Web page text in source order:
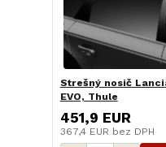
Strešný nosič
EVO, Thule
451,9 EUR
367,4 EUR bez DPH